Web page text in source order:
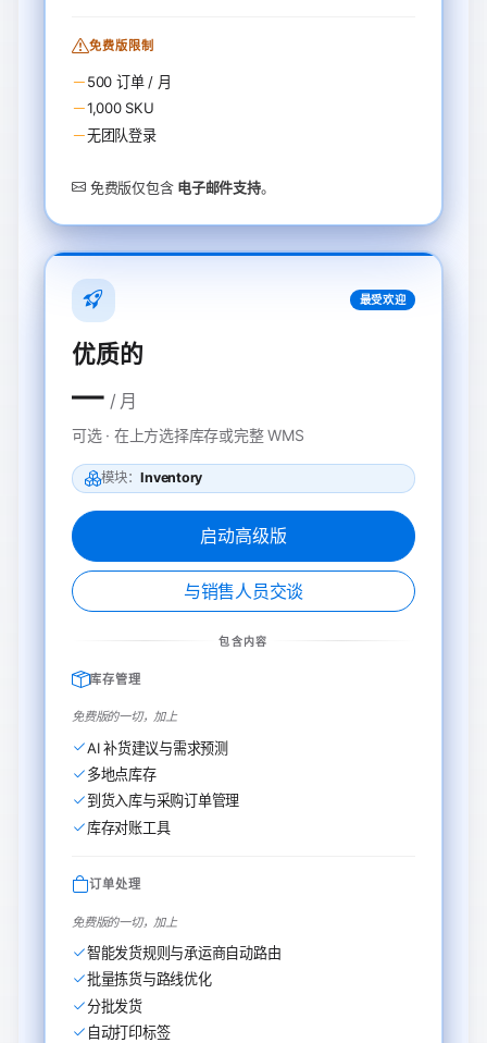
免费版限制
500 订单 / 月
1,000 SKU
无团队登录
免费版仅包含 电子邮件支持。
最受欢迎
优质的
— / 月
可选 · 在上方选择库存或完整 WMS
模块：Inventory
启动高级版
与销售人员交谈
包含内容
库存管理
免费版的一切，加上
AI 补货建议与需求预测
多地点库存
到货入库与采购订单管理
库存对账工具
订单处理
免费版的一切，加上
智能发货规则与承运商自动路由
批量拣货与路线优化
分批发货
自动打印标签